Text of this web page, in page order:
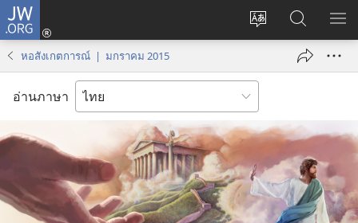
JW.ORG
เปลี่ยน
เข้า
(เปิด
ใหม่)
ค้นหา
ใน
JW.ORG
แส
หอสังเกตการณ์ | มกราคม 2015
อ่านภาษา